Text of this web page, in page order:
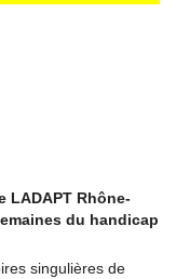
LADAPT Rhône-
du handicap
singulières de